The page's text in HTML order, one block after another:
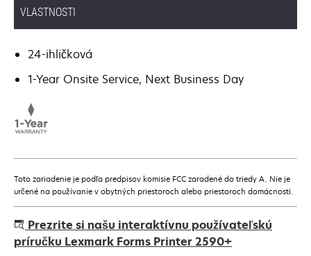
VLASTNOSTI
24-ihličková
1-Year Onsite Service, Next Business Day
Toto zariadenie je podľa predpisov komisie FCC zaradené do triedy A. Nie je
určené na používanie v obytných priestoroch alebo priestoroch domácnosti.
Prezrite si našu interaktívnu používateľskú
príručku Lexmark Forms Printer 2590+